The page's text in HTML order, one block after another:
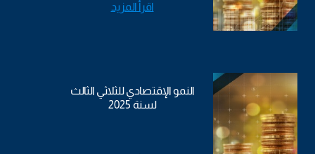
اقرأ المزيد
النمو الإقتصادي للثلاثي الثالث
لسنة 2025